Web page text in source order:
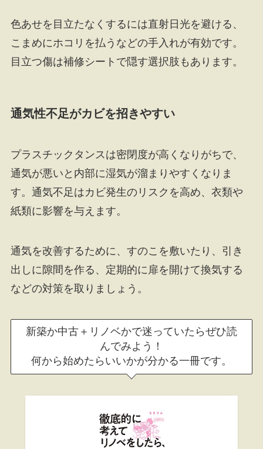
色あせを目立たなくするには直射日光を避ける、
こまめにホコリを払うなどの手入れが有効です。
目立つ傷は補修シートで隠す選択肢もあります。
通気性不足がカビを招きやすい
プラスチックタンスは密閉度が高くなりがちで、
通気が悪いと内部に湿気が溜まりやすくなりま
す。通気不足はカビ発生のリスクを高め、衣類や
紙類に影響を与えます。
通気を改善するために、すのこを敷いたり、引き
出しに隙間を作る、定期的に扉を開けて換気する
などの対策を取りましょう。
新築か中古＋リノベかで迷っていたらぜひ読
んでみよう！
何から始めたらいいかが分かる一冊です。